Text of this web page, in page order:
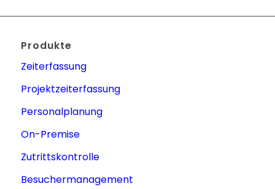
Produkte
Zeiterfassung
Projektzeiterfassung
Personalplanung
On-Premise
Zutrittskontrolle
Besuchermanagement